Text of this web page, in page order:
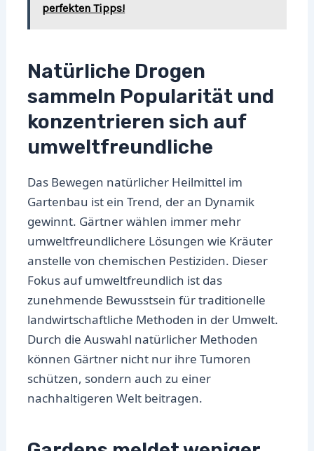
perfekten Tipps!
Natürliche Drogen
sammeln Popularität und
konzentrieren sich auf
umweltfreundliche
Das Bewegen natürlicher Heilmittel im
Gartenbau ist ein Trend, der an Dynamik
gewinnt. Gärtner wählen immer mehr
umweltfreundlichere Lösungen wie Kräuter
anstelle von chemischen Pestiziden. Dieser
Fokus auf umweltfreundlich ist das
zunehmende Bewusstsein für traditionelle
landwirtschaftliche Methoden in der Umwelt.
Durch die Auswahl natürlicher Methoden
können Gärtner nicht nur ihre Tumoren
schützen, sondern auch zu einer
nachhaltigeren Welt beitragen.